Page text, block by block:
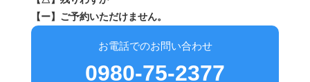
【ー】ご予約いただけません。
お電話でのお問い合わせ
0980-75-2377